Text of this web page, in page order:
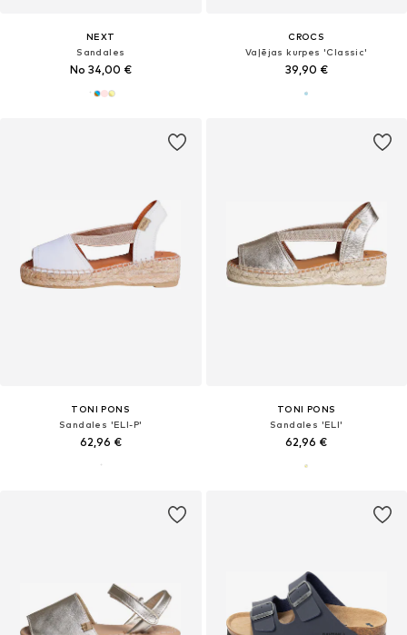
NEXT
Sandales
No 34,00 €
CROCS
Vaļējas kurpes 'Classic'
39,90 €
TONI PONS
Sandales 'ELI-P'
62,96 €
TONI PONS
Sandales 'ELI'
62,96 €